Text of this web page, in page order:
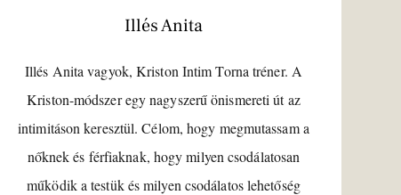
Illés Anita
Illés Anita vagyok, Kriston Intim Torna tréner. A
Kriston-módszer egy nagyszerű önismereti út az
intimitáson keresztül. Célom, hogy megmutassam a
nőknek és férfiaknak, hogy milyen csodálatosan
működik a testük és milyen csodálatos lehetőség